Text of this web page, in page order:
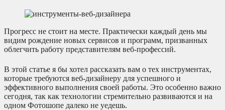
Прогресс не стоит на месте. Практически каждый день мы
видим рождение новых сервисов и программ, призванных
облегчить работу представителям веб-профессий.
В этой статье я бы хотел рассказать вам о тех инструментах,
которые требуются веб-дизайнеру для успешного и
эффективного выполнения своей работы. Это особенно важно
сегодня, так как технологии стремительно развиваются и на
одном Фотошопе далеко не уедешь.